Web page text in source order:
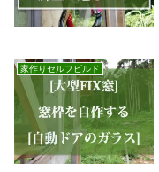
家作りセルフビルド